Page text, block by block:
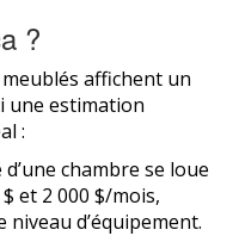
?
affichent un
une estimation
:
chambre se loue
et 2 000 $/mois,
niveau d’équipement.